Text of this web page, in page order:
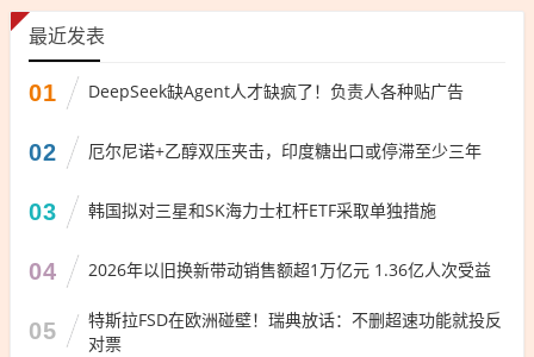
最近发表
01 DeepSeek缺Agent人才缺疯了！负责人各种贴广告
02 厄尔尼诺+乙醇双压夹击，印度糖出口或停滞至少三年
03 韩国拟对三星和SK海力士杠杆ETF采取单独措施
04 2026年以旧换新带动销售额超1万亿元 1.36亿人次受益
05
特斯拉FSD在欧洲碰壁！瑞典放话：不删超速功能就投反
对票